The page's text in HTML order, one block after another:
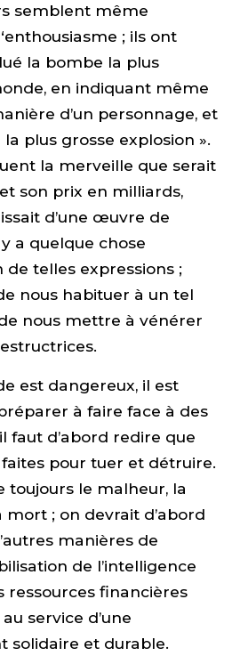
semblent même
; ils ont
la bombe la plus
en indiquant même
d’un personnage, et
plus grosse explosion ».
la merveille que serait
son prix en milliards,
d’une œuvre de
a quelque chose
de telles expressions ;
nous habituer à un tel
nous mettre à vénérer
est dangereux, il est
à faire face à des
faut d’abord redire que
pour tuer et détruire.
toujours le malheur, la
mort ; on devrait d’abord
manières de
de l’intelligence
ressources financières
service d’une
solidaire et durable.